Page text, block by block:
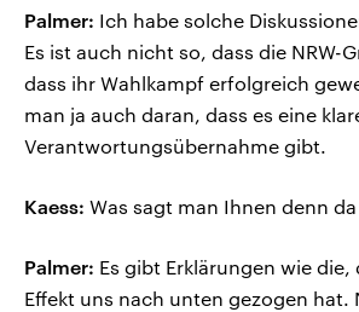
Palmer: Ich habe solche
Es ist auch nicht so, dass die NRW-
dass ihr Wahlkampf erfolgreich
man ja auch daran, dass es eine
Verantwortungsübernahme gibt.
Kaess: Was sagt man Ihnen denn
Palmer: Es gibt Erklärungen wie die,
Effekt uns nach unten gezogen hat.